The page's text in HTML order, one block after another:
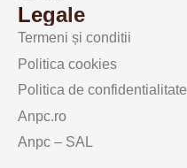
Legale
Termeni și conditii
Politica cookies
Politica de confidentialitate
Anpc.ro
Anpc – SAL